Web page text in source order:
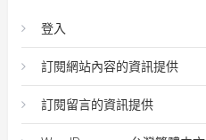
登入
訂閱網站內容的資訊提供
訂閱留言的資訊提供